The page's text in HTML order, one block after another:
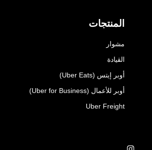
المنتجات
مشوار
القيادة
أوبر إيتس (Uber Eats)
أوبر للأعمال (Uber for Business)
Uber Freight